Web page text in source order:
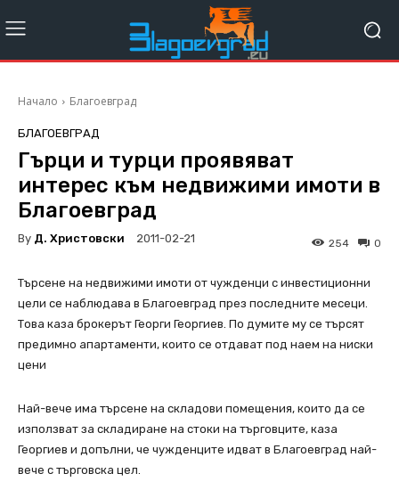
Начало Благоевград
БЛАГОЕВГРАД
Гърци и турци проявяват
интерес към недвижими имоти в
Благоевград
By Д. Христовски 2011-02-21 0
254
Търсене на недвижими имоти от чужденци с инвестиционни
цели се наблюдава в Благоевград през последните месеци.
Това каза брокерът Георги Георгиев. По думите му се търсят
предимно апартаменти, които се отдават под наем на ниски
цени
Най-вече има търсене на складови помещения, които да се
използват за складиране на стоки на търговците, каза
Георгиев и допълни, че чужденците идват в Благоевград най-
вече с търговска цел.